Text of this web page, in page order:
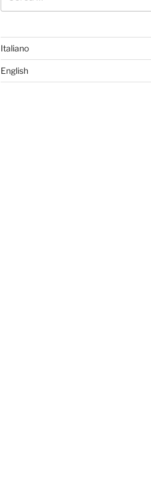
Italiano
English